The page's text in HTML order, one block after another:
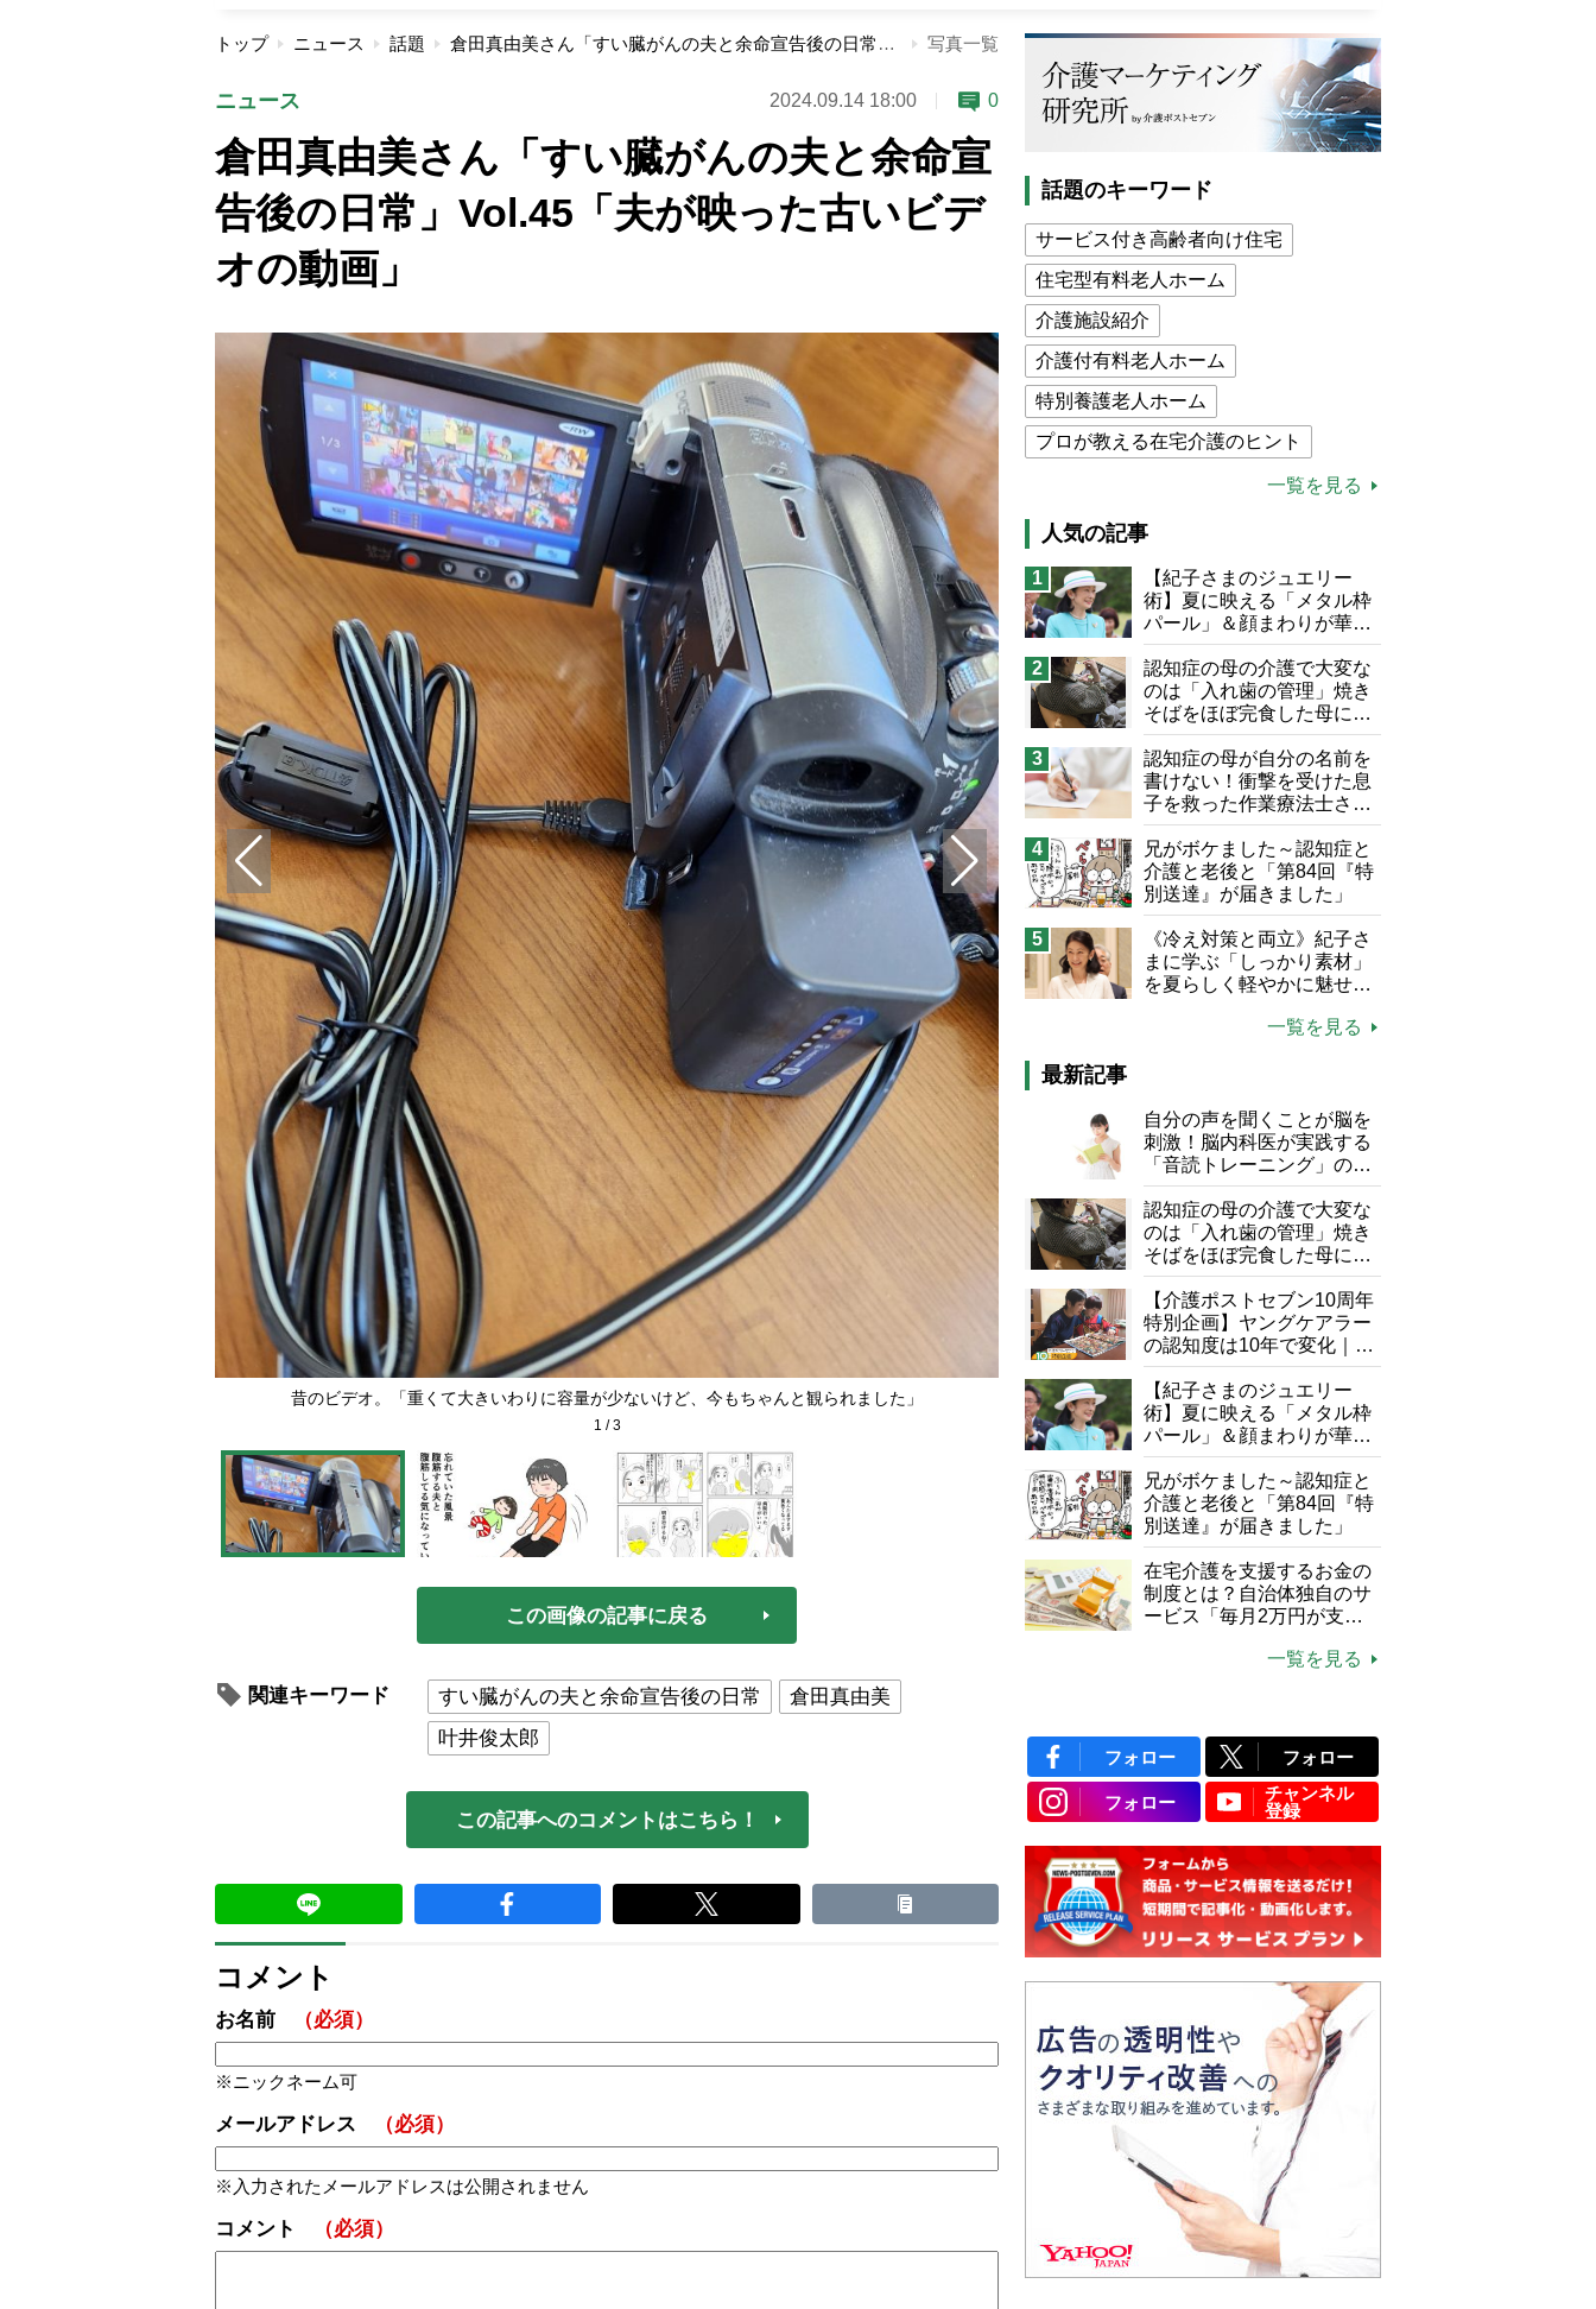
トップ ニュース 話題 倉田真由美さん「すい臓がんの夫と余命宣告後の日常」Vol.45「夫が映った古いビデオの動画」 写真一覧
ニュース 2024.09.14 18:00 0
倉田真由美さん「すい臓がんの夫と余命宣
告後の日常」Vol.45「夫が映った古いビデ
オの動画」
昔のビデオ。「重くて大きいわりに容量が少ないけど、今もちゃんと観られました」 古いビデオには、若い日の夫と幼い娘の姿が
1 /3
この画像の記事に戻る
関連キーワード すい臓がんの夫と余命宣告後の日常
倉田真由美
叶井俊太郎
この記事へのコメントはこちら！
コメント
お名前 （必須）
ニックネーム可
メールアドレス （必須）
入力されたメールアドレスは公開されません
コメント （必須）
話題のキーワード
サービス付き高齢者向け住宅
住宅型有料老人ホーム
介護施設紹介
介護付有料老人ホーム
特別養護老人ホーム
プロが教える在宅介護のヒント
介護食
高木ブー
ケアマネジャー
猫が母になつきません
息子の遠距離介護サバイバル術
兄がボケました
便利なサービス
予防法
一覧を見る
人気の記事
1
【紀子さまのジュエリー
術】夏に映える「メタル枠
パール」＆顔まわりが華や
ぐ「揺れる一粒」の使い分
け方
2
認知症の母の介護で大変な
のは「入れ歯の管理」焼き
そばをほぼ完食した母に息
子が血の気が引いた理由
3
認知症の母が自分の名前を
書けない！衝撃を受けた息
子を救った作業療法士さん
の言葉
4
兄がボケました～認知症と
介護と老後と「第84回『特
別送達』が届きました」
5
《冷え対策と両立》紀子さ
まに学ぶ「しっかり素材」
を夏らしく軽やかに魅せる
一覧を見る
最新記事
自分の声を聞くことが脳を
刺激！脳内科医が実践する
「音読トレーニング」の極
意
認知症の母の介護で大変な
のは「入れ歯の管理」焼き
そばをほぼ完食した母に息
子が血の気が引いた理由
【介護ポストセブン10周年
特別企画】ヤングケアラー
の認知度は10年で変化｜流
行語大賞にノミネート、法
律にも明記されたが果たし
て現在は？
【紀子さまのジュエリー
術】夏に映える「メタル枠
パール」＆顔まわりが華や
ぐ「揺れる一粒」の使い分
け方
兄がボケました～認知症と
介護と老後と「第84回『特
別送達』が届きました」
在宅介護を支援するお金の
制度とは？自治体独自のサ
ービス「毎月2万円が支給
一覧を見る
フォロー フォロー
フォロー
チャンネル
登録